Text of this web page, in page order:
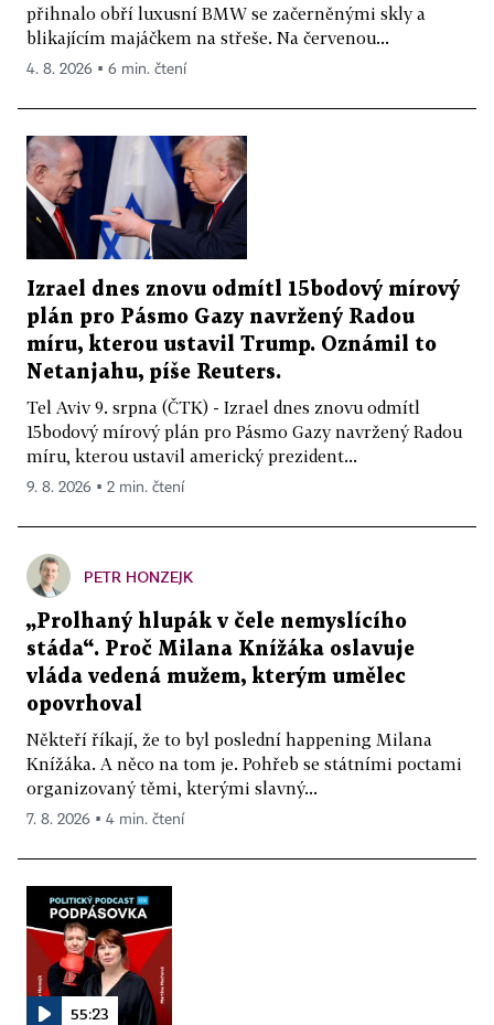
přihnalo obří luxusní BMW se začerněnými skly a
blikajícím majáčkem na střeše. Na červenou...
4. 8. 2026 ▪ 6 min. čtení
Izrael dnes znovu odmítl 15bodový mírový
plán pro Pásmo Gazy navržený Radou
míru, kterou ustavil Trump. Oznámil to
Netanjahu, píše Reuters.
Tel Aviv 9. srpna (ČTK) - Izrael dnes znovu odmítl
15bodový mírový plán pro Pásmo Gazy navržený Radou
míru, kterou ustavil americký prezident...
9. 8. 2026 ▪ 2 min. čtení
PETR HONZEJK
„Prolhaný hlupák v čele nemyslícího
stáda“. Proč Milana Knížáka oslavuje
vláda vedená mužem, kterým umělec
opovrhoval
Někteří říkají, že to byl poslední happening Milana
Knížáka. A něco na tom je. Pohřeb se státními poctami
organizovaný těmi, kterými slavný...
7. 8. 2026 ▪ 4 min. čtení
55:23